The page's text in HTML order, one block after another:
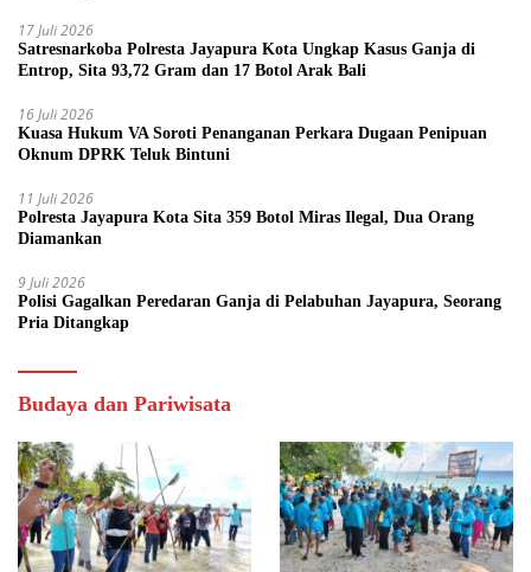
17 Juli 2026
Satresnarkoba Polresta Jayapura Kota Ungkap Kasus Ganja di
Entrop, Sita 93,72 Gram dan 17 Botol Arak Bali
16 Juli 2026
Kuasa Hukum VA Soroti Penanganan Perkara Dugaan Penipuan
Oknum DPRK Teluk Bintuni
11 Juli 2026
Polresta Jayapura Kota Sita 359 Botol Miras Ilegal, Dua Orang
Diamankan
9 Juli 2026
Polisi Gagalkan Peredaran Ganja di Pelabuhan Jayapura, Seorang
Pria Ditangkap
Budaya dan Pariwisata